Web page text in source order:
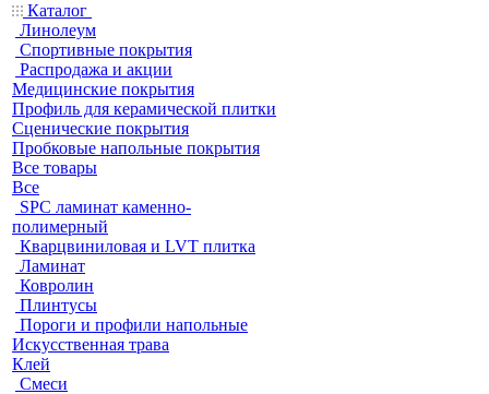
Каталог
Линолеум
Спортивные покрытия
Распродажа и акции
Медицинские покрытия
Профиль для керамической плитки
Сценические покрытия
Пробковые напольные покрытия
Все товары
Все
SPC ламинат каменно-
полимерный
Кварцвиниловая и LVT плитка
Ламинат
Ковролин
Плинтусы
Пороги и профили напольные
Искусственная трава
Клей
Смеси